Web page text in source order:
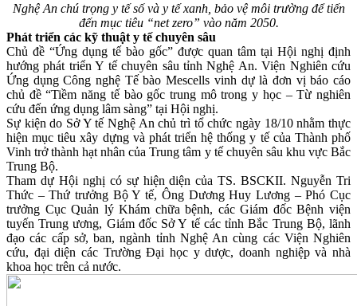
Nghệ An chú trọng y tế số và y tế xanh, bảo vệ môi trường để tiến
đến mục tiêu “net zero” vào năm 2050.
Phát triển các kỹ thuật y tế chuyên sâu
Chủ đề “Ứng dụng tế bào gốc” được quan tâm tại Hội nghị định
hướng phát triển Y tế chuyên sâu tỉnh Nghệ An. Viện Nghiên cứu
Ứng dụng Công nghệ Tế bào Mescells vinh dự là đơn vị báo cáo
chủ đề “Tiềm năng tế bào gốc trung mô trong y học – Từ nghiên
cứu đến ứng dụng lâm sàng” tại Hội nghị.
Sự kiện do Sở Y tế Nghệ An chủ trì tổ chức ngày 18/10 nhằm thực
hiện mục tiêu xây dựng và phát triển hệ thống y tế của Thành phố
Vinh trở thành hạt nhân của Trung tâm y tế chuyên sâu khu vực Bắc
Trung Bộ.
Tham dự Hội nghị có sự hiện diện của TS. BSCKII. Nguyễn Tri
Thức – Thứ trưởng Bộ Y tế, Ông Dương Huy Lương – Phó Cục
trưởng Cục Quản lý Khám chữa bệnh, các Giám đốc Bệnh viện
tuyến Trung ương, Giám đốc Sở Y tế các tỉnh Bắc Trung Bộ, lãnh
đạo các cấp sở, ban, ngành tỉnh Nghệ An cùng các Viện Nghiên
cứu, đại diện các Trường Đại học y dược, doanh nghiệp và nhà
khoa học trên cả nước.